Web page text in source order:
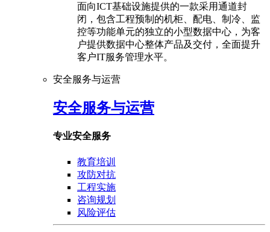
面向ICT基础设施提供的一款采用通道封
闭，包含工程预制的机柜、配电、制冷、监
控等功能单元的独立的小型数据中心，为客
户提供数据中心整体产品及交付，全面提升
客户IT服务管理水平。
安全服务与运营
安全服务与运营
专业安全服务
教育培训
攻防对抗
工程实施
咨询规划
风险评估